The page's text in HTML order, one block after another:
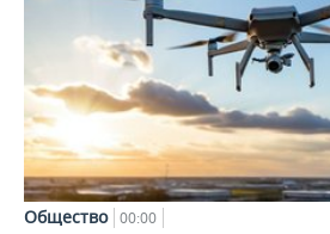
Общество 00:00